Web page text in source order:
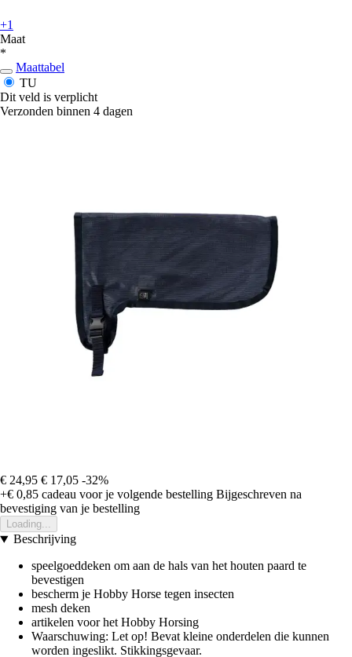
+1
Maat
*
Maattabel
TU
Dit veld is verplicht
Verzonden binnen 4 dagen
€ 24,95 € 17,05 -32%
+€ 0,85 cadeau voor je volgende bestelling Bijgeschreven na
bevestiging van je bestelling
Loading...
Beschrijving
speelgoeddeken om aan de hals van het houten paard te
bevestigen
bescherm je Hobby Horse tegen insecten
mesh deken
artikelen voor het Hobby Horsing
Waarschuwing: Let op! Bevat kleine onderdelen die kunnen
worden ingeslikt. Stikkingsgevaar.